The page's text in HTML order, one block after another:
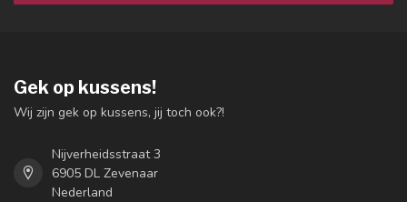
Gek op kussens!
Wij zijn gek op kussens, jij toch ook?!
Nijverheidsstraat 3
6905 DL Zevenaar
Nederland